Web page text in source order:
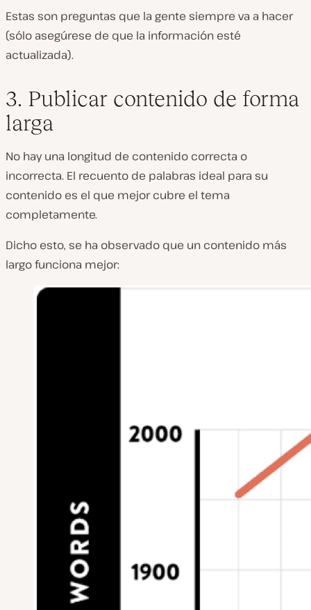
Estas son preguntas que la gente siempre va a hacer
(sólo asegúrese de que la información esté
actualizada).
3. Publicar contenido de forma
larga
No hay una longitud de contenido correcta o
incorrecta. El recuento de palabras ideal para su
contenido es el que mejor cubre el tema
completamente.
Dicho esto, se ha observado que un contenido más
largo funciona mejor: